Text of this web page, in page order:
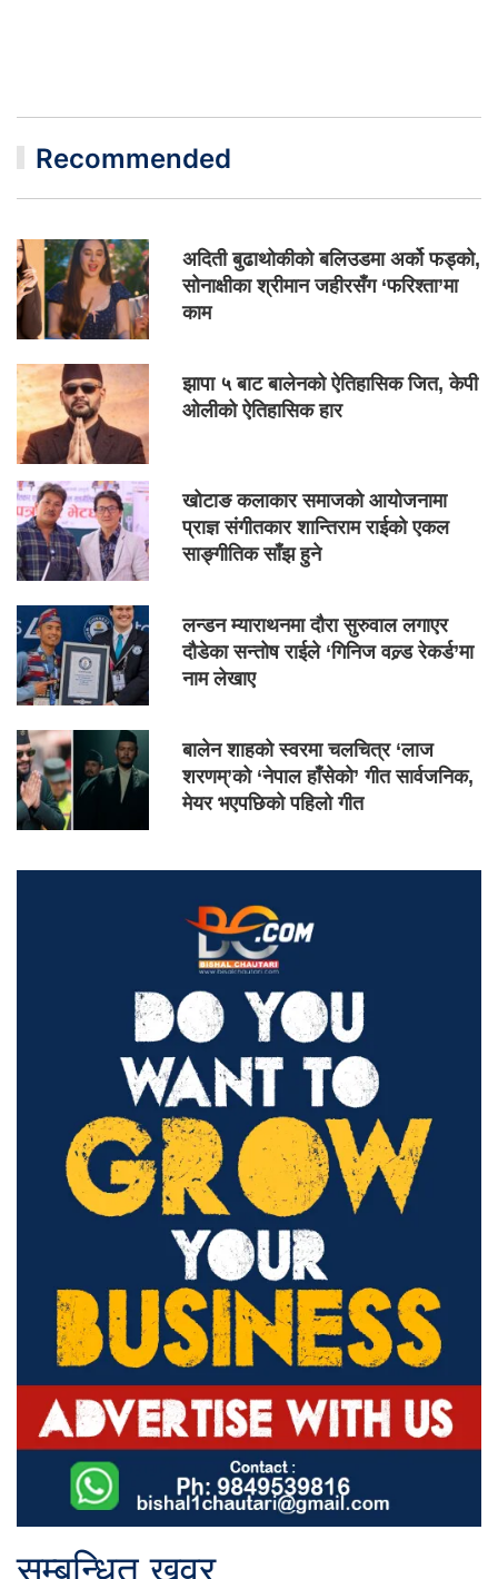
Recommended
अदिती बुढाथोकीको बलिउडमा अर्को फड्को,
सोनाक्षीका श्रीमान जहीरसँग ‘फरिश्ता’मा
काम
झापा ५ बाट बालेनको ऐतिहासिक जित, केपी
ओलीको ऐतिहासिक हार
खोटाङ कलाकार समाजको आयोजनामा
प्राज्ञ संगीतकार शान्तिराम राईको एकल
साङ्गीतिक साँझ हुने
लन्डन म्याराथनमा दौरा सुरुवाल लगाएर
दौडेका सन्तोष राईले ‘गिनिज वल्र्ड रेकर्ड’मा
नाम लेखाए
बालेन शाहको स्वरमा चलचित्र ‘लाज
शरणम्’को ‘नेपाल हाँसेको’ गीत सार्वजनिक,
मेयर भएपछिको पहिलो गीत
सम्बन्धित खवर